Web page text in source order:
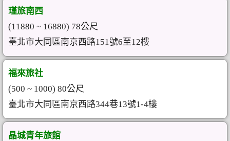
瑾旅南西
(11880 ~ 16880) 78公尺
臺北市大同區南京西路151號6至12樓
福來旅社
(500 ~ 1000) 80公尺
臺北市大同區南京西路344巷13號1-4樓
晶城青年旅館